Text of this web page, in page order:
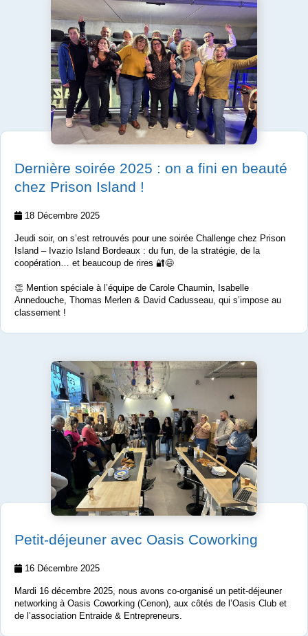
Dernière soirée 2025 : on a fini en beauté
chez Prison Island !
18 Décembre 2025
Jeudi soir, on s’est retrouvés pour une soirée Challenge chez Prison
Island – Ivazio Island Bordeaux : du fun, de la stratégie, de la
coopération… et beaucoup de rires 🔐😄
👏 Mention spéciale à l’équipe de Carole Chaumin, Isabelle
Annedouche, Thomas Merlen & David Cadusseau, qui s’impose au
classement !
Petit-déjeuner avec Oasis Coworking
16 Décembre 2025
Mardi 16 décembre 2025, nous avons co-organisé un petit-déjeuner
networking à Oasis Coworking (Cenon), aux côtés de l’Oasis Club et
de l’association Entraide & Entrepreneurs.